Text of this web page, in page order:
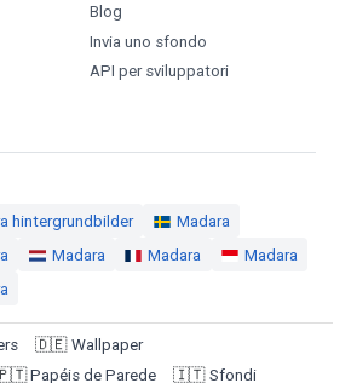
Blog
Invia uno sfondo
API per sviluppatori
hintergrundbilder
Madara
Madara Madara
Madara
🇩🇪 Wallpaper
Papéis de Parede 🇮🇹 Sfondi